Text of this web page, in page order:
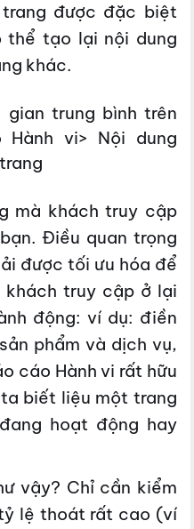
được đặc biệt
tạo lại nội dung
khác.
gian trung bình trên
vi> Nội dung
mà khách truy cập
Điều quan trọng
được tối ưu hóa để
khách truy cập ở lại
động: ví dụ: điền
phẩm và dịch vụ,
cáo Hành vi rất hữu
biết liệu một trang
hoạt động hay
vậy? Chỉ cần kiểm
lệ thoát rất cao (ví